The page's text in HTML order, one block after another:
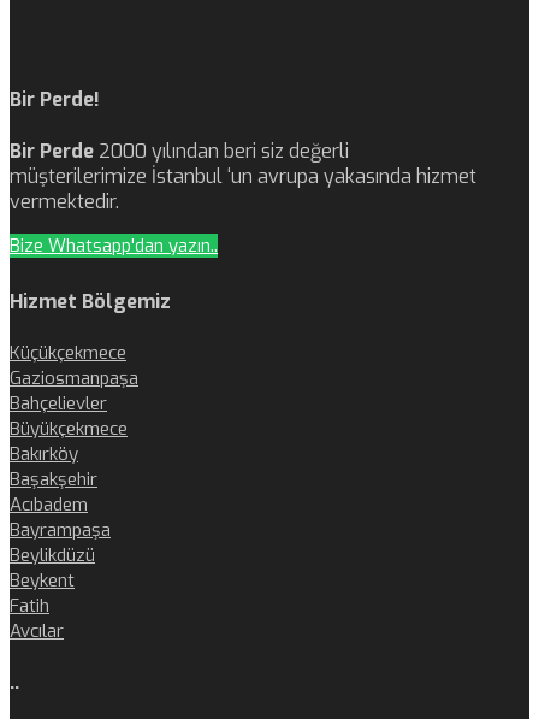
Bir Perde!
Bir Perde 2000 yılından beri siz değerli
müşterilerimize İstanbul ‘un avrupa yakasında hizmet
vermektedir.
Bize Whatsapp'dan yazın..
Hizmet Bölgemiz
Küçükçekmece
Gaziosmanpaşa
Bahçelievler
Büyükçekmece
Bakırköy
Başakşehir
Acıbadem
Bayrampaşa
Beylikdüzü
Beykent
Fatih
Avcılar
..